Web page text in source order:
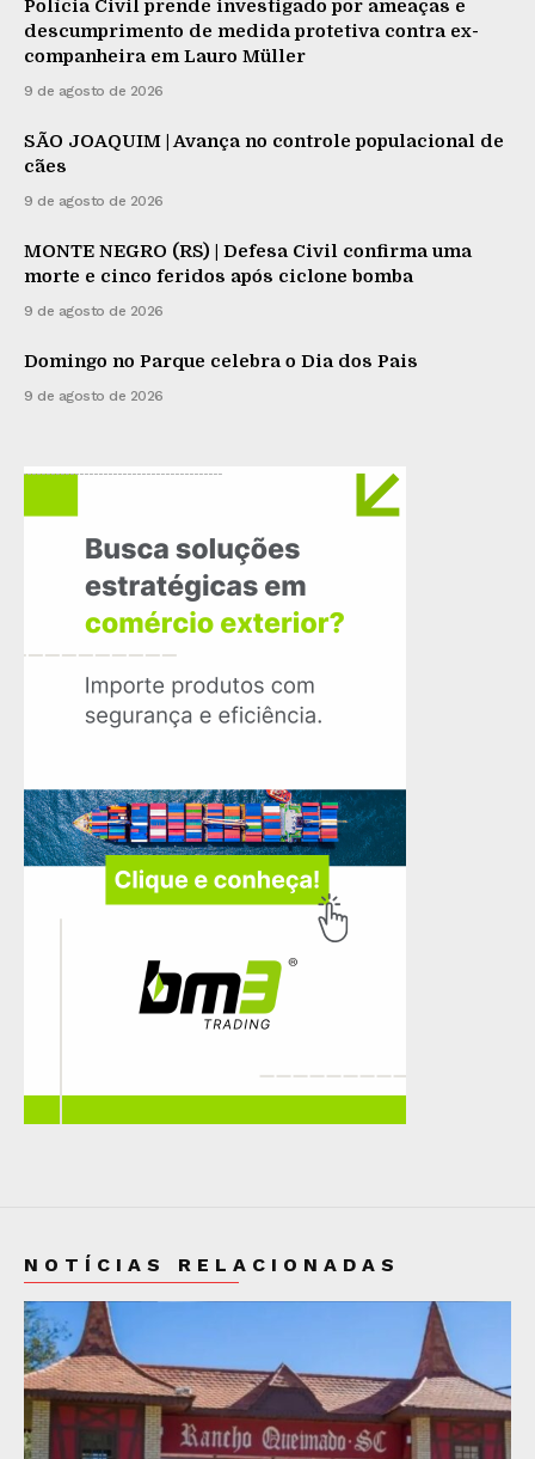
Polícia Civil prende investigado por ameaças e
descumprimento de medida protetiva contra ex-
companheira em Lauro Müller
9 de agosto de 2026
SÃO JOAQUIM | Avança no controle populacional de
cães
9 de agosto de 2026
MONTE NEGRO (RS) | Defesa Civil confirma uma
morte e cinco feridos após ciclone bomba
9 de agosto de 2026
Domingo no Parque celebra o Dia dos Pais
9 de agosto de 2026
NOTÍCIAS RELACIONADAS